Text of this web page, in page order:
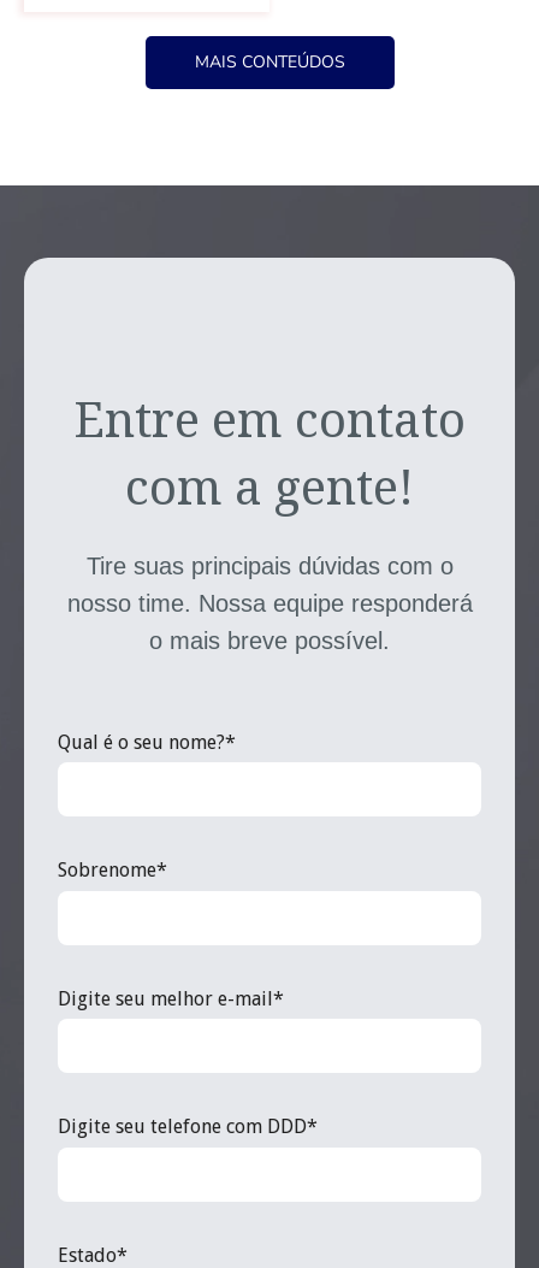
MAIS CONTEÚDOS
Entre em contato
com a gente!
Tire suas principais dúvidas com o
nosso time. Nossa equipe responderá
o mais breve possível.
Qual é o seu nome?*
Sobrenome*
Digite seu melhor e-mail*
Digite seu telefone com DDD*
Estado*